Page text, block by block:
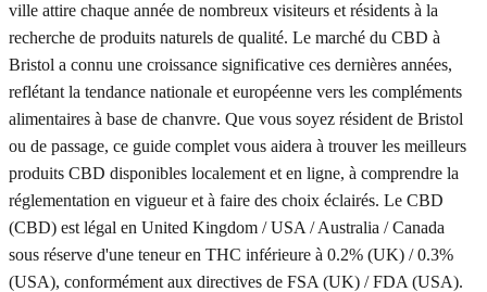
ville attire chaque année de nombreux visiteurs et résidents à la
recherche de produits naturels de qualité. Le marché du CBD à
Bristol a connu une croissance significative ces dernières années,
reflétant la tendance nationale et européenne vers les compléments
alimentaires à base de chanvre. Que vous soyez résident de Bristol
ou de passage, ce guide complet vous aidera à trouver les meilleurs
produits CBD disponibles localement et en ligne, à comprendre la
réglementation en vigueur et à faire des choix éclairés. Le CBD
(CBD) est légal en United Kingdom / USA / Australia / Canada
sous réserve d'une teneur en THC inférieure à 0.2% (UK) / 0.3%
(USA), conformément aux directives de FSA (UK) / FDA (USA).